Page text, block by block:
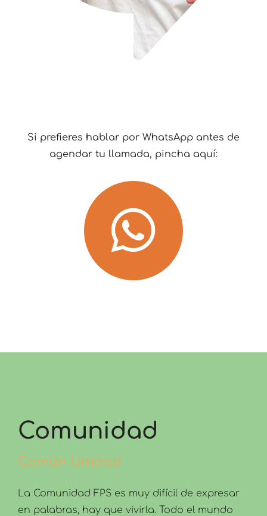
Si prefieres hablar por WhatsApp antes de
agendar tu llamada, pincha aquí:
Comunidad
Común Unidad
La Comunidad FPS es muy difícil de expresar
en palabras, hay que vivirla. Todo el mundo